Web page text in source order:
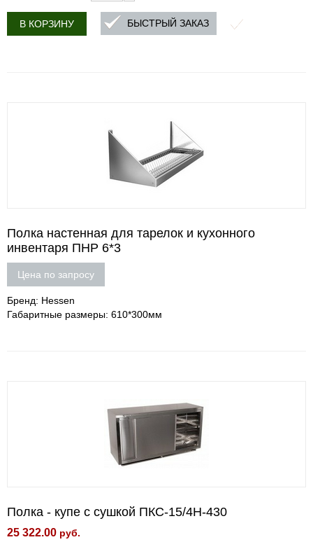
В КОРЗИНУ БЫСТРЫЙ ЗАКАЗ
Полка настенная для тарелок и кухонного
инвентаря ПНР 6*3
Цена по запросу
Бренд: Hessen
Габаритные размеры: 610*300мм
Полка - купе с сушкой ПКС-15/4Н-430
25 322.00 руб.